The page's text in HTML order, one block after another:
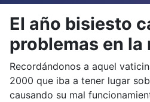
El año bisiesto
problemas en la
Recordándonos a aquel
2000 que iba a tener lugar
causando su mal